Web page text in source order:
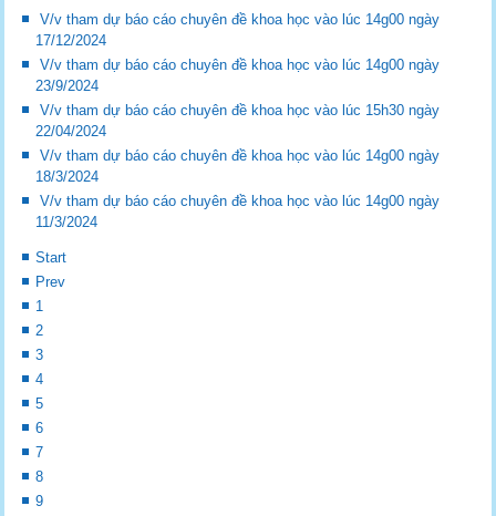
V/v tham dự báo cáo chuyên đề khoa học vào lúc 14g00 ngày
17/12/2024
V/v tham dự báo cáo chuyên đề khoa học vào lúc 14g00 ngày
23/9/2024
V/v tham dự báo cáo chuyên đề khoa học vào lúc 15h30 ngày
22/04/2024
V/v tham dự báo cáo chuyên đề khoa học vào lúc 14g00 ngày
18/3/2024
V/v tham dự báo cáo chuyên đề khoa học vào lúc 14g00 ngày
11/3/2024
Start
Prev
1
2
3
4
5
6
7
8
9